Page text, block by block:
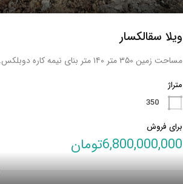
ویلا سقالکسار
مساحت زمین ۳۵۰ متر ۱۴۰ متر بنای نیمه کاره دوبلکس…
متراژ
350
برای فروش
6,800,000,000تومان